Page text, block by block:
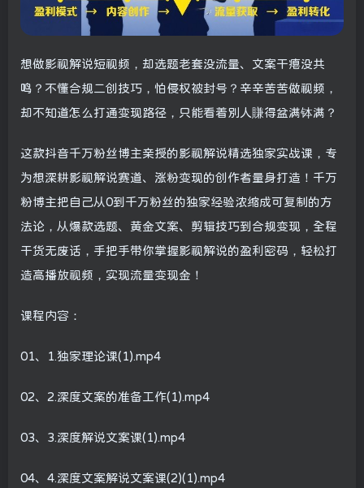
想做影视解说短视频，却选题老套没流量、文案干瘪没共
鸣？不懂合规二创技巧，怕侵权被封号？辛辛苦苦做视频，
却不知道怎么打通变现路径，只能看着别人賺得盆满钵满？
这款抖音千万粉丝博主亲授的影视解说精选独家实战课，专
为想深耕影视解说赛道、涨粉变现的创作者量身打造！千万
粉博主把自己从0到千万粉丝的独家经验浓缩成可复制的方
法论，从爆款选题、黄金文案、剪辑技巧到合规变现，全程
干货无废话，手把手带你掌握影视解说的盈利密码，轻松打
造高播放视频，实现流量变现金！
课程内容：
01、1.独家理论课(1).mp4
02、2.深度文案的准备工作(1).mp4
03、3.深度解说文案课(1).mp4
04、4.深度文案解说文案课(2)(1).mp4